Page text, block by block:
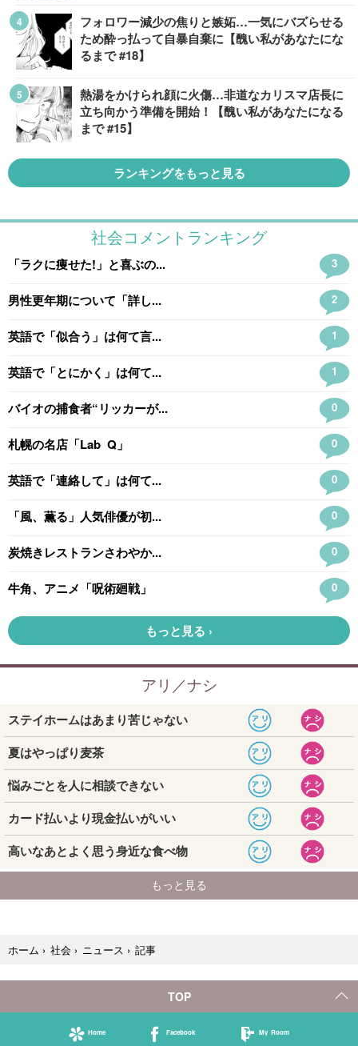
フォロワー減少の焦りと嫉妬…一気にバズらせる
ため酔っ払って自暴自棄に【醜い私があなたにな
るまで #18】
熱湯をかけられ顔に火傷…非道なカリスマ店長に
立ち向かう準備を開始！【醜い私があなたになる
まで #15】
ランキングをもっと見る
ホーム › 社会 › ニュース › 記事
TOP
Home Facebook My Room